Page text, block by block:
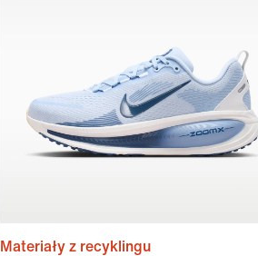
Materiały z recyklingu